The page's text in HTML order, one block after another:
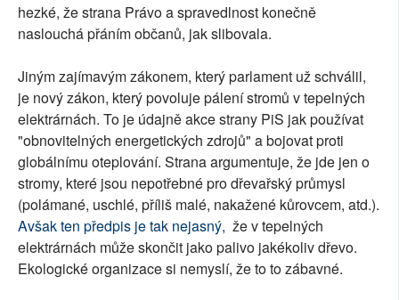
hezké, že strana Právo a spravedlnost konečně
naslouchá přáním občanů, jak slibovala.
Jiným zajímavým zákonem, který parlament už schválil,
je nový zákon, který povoluje pálení stromů v tepelných
elektrárnách. To je údajně akce strany PiS jak používat
"obnovitelných energetických zdrojů" a bojovat proti
globálnímu oteplování. Strana argumentuje, že jde jen o
stromy, které jsou nepotřebné pro dřevařský průmysl
(polámané, uschlé, příliš malé, nakažené kůrovcem, atd.).
Avšak ten předpis je tak nejasný, že v tepelných
elektrárnách může skončit jako palivo jakékoliv dřevo.
Ekologické organizace si nemyslí, že to to zábavné.